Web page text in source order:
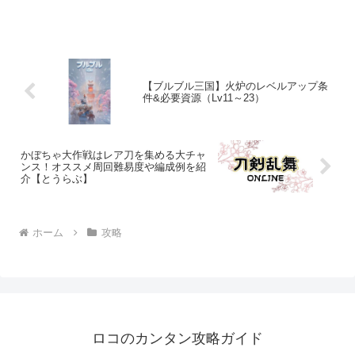
【ブルブル三国】火炉のレベルアップ条
件&必要資源（Lv11～23）
かぼちゃ大作戦はレア刀を集める大チャ
ンス！オススメ周回難易度や編成例を紹
介【とうらぶ】
ホーム 攻略
ロコのカンタン攻略ガイド